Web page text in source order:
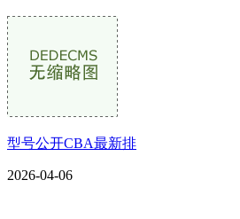
型号公开CBA最新排
2026-04-06